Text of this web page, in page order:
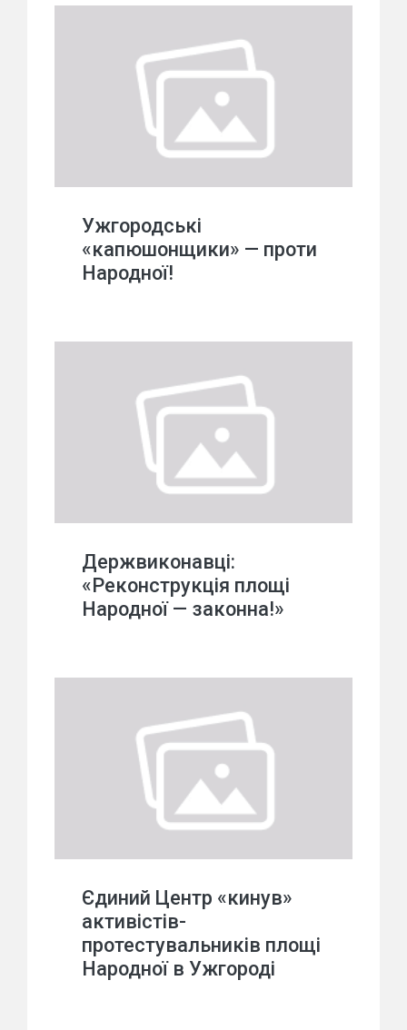
Ужгородські
«капюшонщики» — проти
Народної!
Держвиконавці:
«Реконструкція площі
Народної — законна!»
Єдиний Центр «кинув»
активістів-
протестувальників площі
Народної в Ужгороді